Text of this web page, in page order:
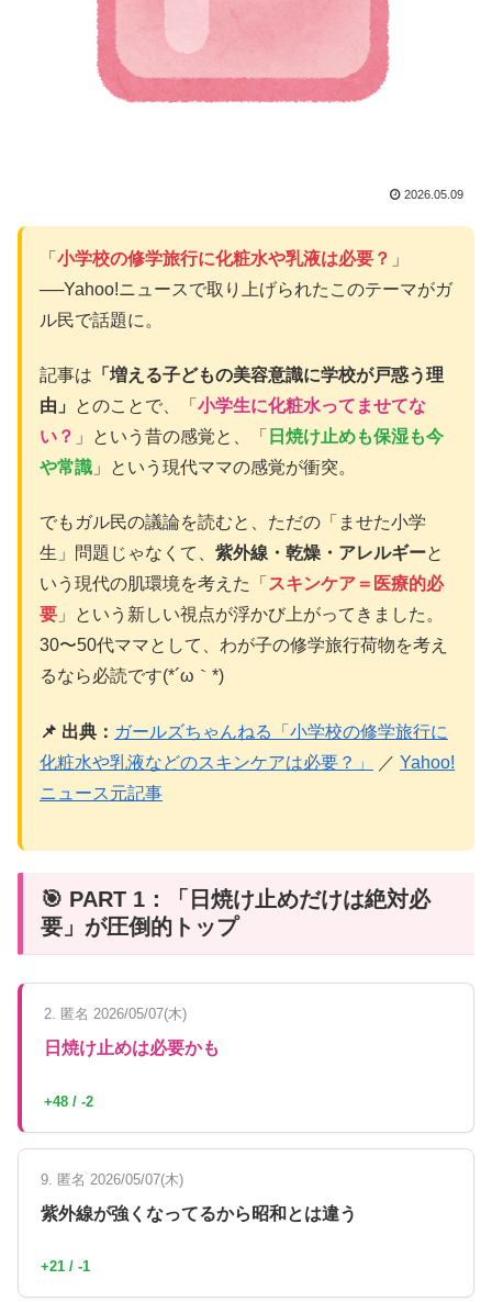
2026.05.09
「 小学校の修学旅行に化粧水や乳液は必要？ 」
──Yahoo!ニュースで取り上げられたこのテーマがガ
ル民で話題に。
記事は 「増える子どもの美容意識に学校が戸惑う理
由」
とのことで、「 小学生に化粧水ってませてな
い？ 」という昔の感覚と、「 日焼け止めも保湿も今
や常識 」という現代ママの感覚が衝突。
でもガル民の議論を読むと、ただの「ませた小学
生」問題じゃなくて、 紫外線・乾燥・アレルギーと
いう現代の肌環境を考えた「 スキンケア＝医療的必
要 」という新しい視点が浮かび上がってきました。
30〜50代ママとして、わが子の修学旅行荷物を考え
るなら必読です(*´ω｀*)
📌 出典： ガールズちゃんねる「小学校の修学旅行に
化粧水や乳液などのスキンケアは必要？」
／ Yahoo!
ニュース元記事
🎯 PART 1：「日焼け止めだけは絶対必
要」が圧倒的トップ
2. 匿名 2026/05/07(木)
日焼け止めは必要かも
+48 / -2
9. 匿名 2026/05/07(木)
紫外線が強くなってるから昭和とは違う
+21 / -1